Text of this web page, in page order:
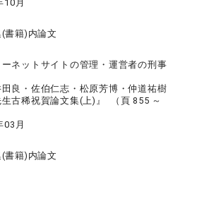
10月
書籍)内論文
ーネットサイトの管理・運営者の刑事
良・佐伯仁志・松原芳博・仲道祐樹
古稀祝賀論文集(上)』 （頁 855 ～
03月
書籍)内論文